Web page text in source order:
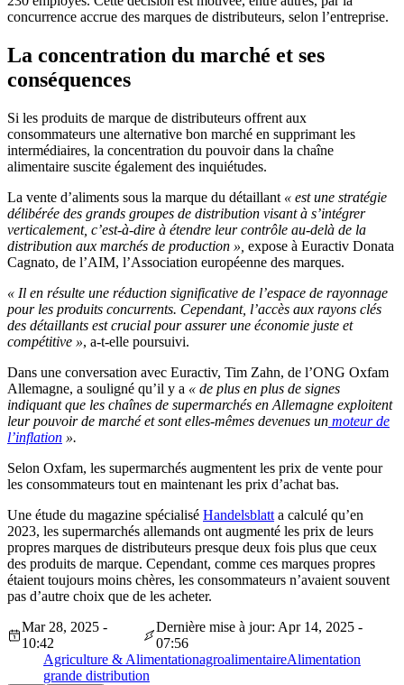
concurrence accrue des marques de distributeurs, selon l’entreprise.
La concentration du marché et ses
conséquences
Si les produits de marque de distributeurs offrent aux
consommateurs une alternative bon marché en supprimant les
intermédiaires, la concentration du pouvoir dans la chaîne
alimentaire suscite également des inquiétudes.
La vente d’aliments sous la marque du détaillant « est une stratégie
délibérée des grands groupes de distribution visant à s’intégrer
verticalement, c’est-à-dire à étendre leur contrôle au-delà de la
distribution aux marchés de production », expose à Euractiv Donata
Cagnato, de l’AIM, l’Association européenne des marques.
« Il en résulte une réduction significative de l’espace de rayonnage
pour les produits concurrents. Cependant, l’accès aux rayons clés
des détaillants est crucial pour assurer une économie juste et
compétitive », a-t-elle poursuivi.
Dans une conversation avec Euractiv, Tim Zahn, de l’ONG Oxfam
Allemagne, a souligné qu’il y a « de plus en plus de signes
indiquant que les chaînes de supermarchés en Allemagne exploitent
leur pouvoir de marché et sont elles-mêmes devenues un moteur de
l’inflation ».
Selon Oxfam, les supermarchés augmentent les prix de vente pour
les consommateurs tout en maintenant les prix d’achat bas.
Une étude du magazine spécialisé Handelsblatt a calculé qu’en
2023, les supermarchés allemands ont augmenté les prix de leurs
propres marques de distributeurs presque deux fois plus que ceux
des produits de marque. Cependant, comme ces marques propres
étaient toujours moins chères, les consommateurs n’avaient souvent
pas d’autre choix que de les acheter.
Mar 28, 2025 -
10:42
Dernière mise à jour: Apr 14, 2025 -
07:56
Agriculture & AlimentationagroalimentaireAlimentation
grande distribution